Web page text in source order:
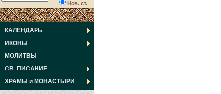
Нов. ст.
КАЛЕНДАРЬ
ИКОНЫ
МОЛИТВЫ
СВ. ПИСАНИЕ
ХРАМЫ и МОНАСТЫРИ